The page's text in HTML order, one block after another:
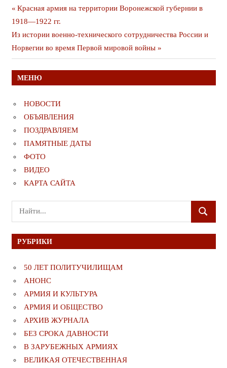
Навигация
по
записям
Предыдущая
публикация
Красная армия на территории Воронежской губернии в
1918—1922 гг.
Следующая
публикация
Из истории военно-технического сотрудничества России и
Норвегии во время Первой мировой войны
МЕНЮ
НОВОСТИ
ОБЪЯВЛЕНИЯ
ПОЗДРАВЛЯЕМ
ПАМЯТНЫЕ ДАТЫ
ФОТО
ВИДЕО
КАРТА САЙТА
Поиск
для:
ПОИСК
РУБРИКИ
50 ЛЕТ ПОЛИТУЧИЛИЩАМ
АНОНС
АРМИЯ И КУЛЬТУРА
АРМИЯ И ОБЩЕСТВО
АРХИВ ЖУРНАЛА
БЕЗ СРОКА ДАВНОСТИ
В ЗАРУБЕЖНЫХ АРМИЯХ
ВЕЛИКАЯ ОТЕЧЕСТВЕННАЯ